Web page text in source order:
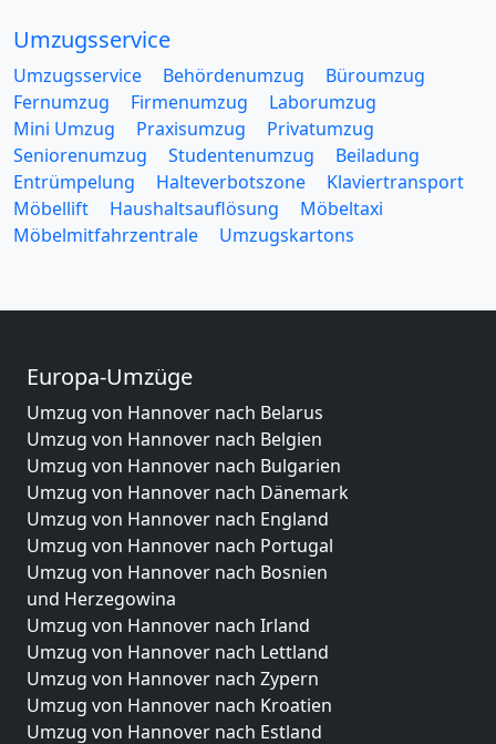
Umzugsservice
Umzugsservice Behördenumzug
Büroumzug
Fernumzug
Firmenumzug
Laborumzug
Mini Umzug
Praxisumzug
Privatumzug
Seniorenumzug
Studentenumzug
Beiladung
Entrümpelung
Halteverbotszone
Klaviertransport
Möbellift
Haushaltsauflösung
Möbeltaxi
Möbelmitfahrzentrale
Umzugskartons
Europa-Umzüge
Umzug von Hannover nach Belarus
Umzug von Hannover nach Belgien
Umzug von Hannover nach Bulgarien
Umzug von Hannover nach Dänemark
Umzug von Hannover nach England
Umzug von Hannover nach Portugal
Umzug von Hannover nach Bosnien
und Herzegowina
Umzug von Hannover nach Irland
Umzug von Hannover nach Lettland
Umzug von Hannover nach Zypern
Umzug von Hannover nach Kroatien
Umzug von Hannover nach Estland